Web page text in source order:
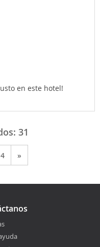
en este hotel!
31
4 »